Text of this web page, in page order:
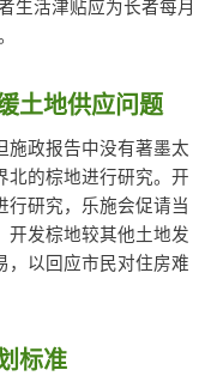
生活津贴应为长者每月
土地供应问题
施政报告中没有著墨太
北的棕地进行研究。开
行研究，乐施会促请当
开发棕地较其他土地发
，以回应市民对住房难
标准